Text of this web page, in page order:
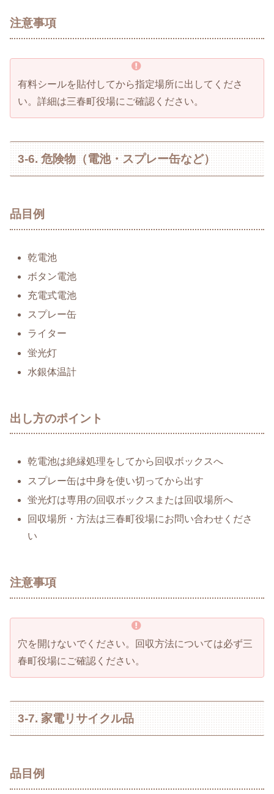
注意事項
有料シールを貼付してから指定場所に出してくださ
い。詳細は三春町役場にご確認ください。
3-6. 危険物（電池・スプレー缶など）
品目例
乾電池
ボタン電池
充電式電池
スプレー缶
ライター
蛍光灯
水銀体温計
出し方のポイント
乾電池は絶縁処理をしてから回収ボックスへ
スプレー缶は中身を使い切ってから出す
蛍光灯は専用の回収ボックスまたは回収場所へ
回収場所・方法は三春町役場にお問い合わせくださ
い
注意事項
穴を開けないでください。回収方法については必ず三
春町役場にご確認ください。
3-7. 家電リサイクル品
品目例